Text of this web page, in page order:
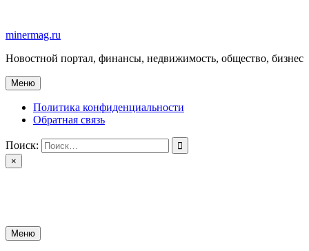
содержимому
minermag.ru
Новостной портал, финансы, недвижимость, общество, бизнес
Меню
Политика конфиденциальности
Обратная связь
Поиск:
×
Меню